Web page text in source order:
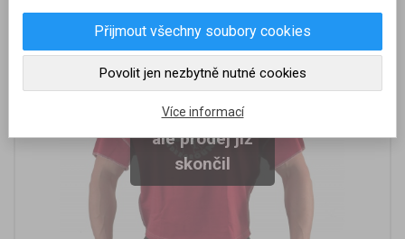
Je nám líto,
ale prodej již
skončil
skupiny:
Přijmout všechny soubory cookies
Povolit jen nezbytně nutné cookies
Více informací